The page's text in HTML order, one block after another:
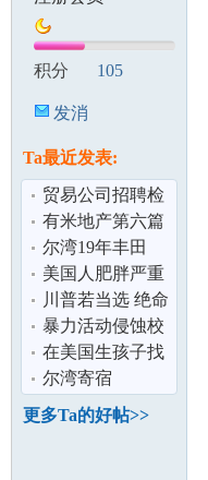
积分 105
发消
Ta最近发表:
贸易公司招聘检
测专员
有米地产第六篇
(2)：美国买房的
十个最好十
尔湾19年丰田
RAV 4出租
美国人肥胖严重
的根本原因是什
么？
川普若当选 绝命
毒师布莱恩克雷
斯顿将果断
暴力活动侵蚀校
园 香港教育前途
堪忧
在美国生孩子找
月嫂要多少钱？
尔湾寄宿
更多Ta的好帖>>